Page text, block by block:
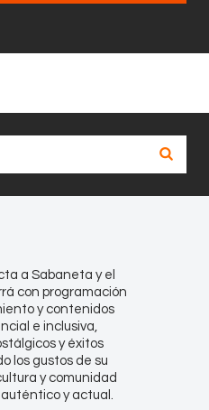
a Sabaneta y el
con programación
y contenidos
e inclusiva,
y éxitos
los gustos de su
y comunidad
auténtico y actual.